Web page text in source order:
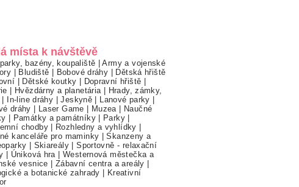
místa k návštěvě
bazény, koupaliště |Army a vojenské
| Bludiště | Bobové dráhy | Dětská hřiště
| Dětské koutky | Dopravní hřiště |
| Hvězdárny a planetária | Hrady, zámky,
| In-line dráhy |Jeskyně | Lanové parky |
dráhy | Laser Game | Muzea | Naučné
| Památky a památníky| Parky |
chodby| Rozhledny a vyhlídky |
kanceláře pro maminky |Skanzeny a
| Skiareály |Sportovně - relaxační
| Úniková hra |Westernová městečka a
vesnice | Zábavní centra a areály |
a botanické zahrady | Kreativní